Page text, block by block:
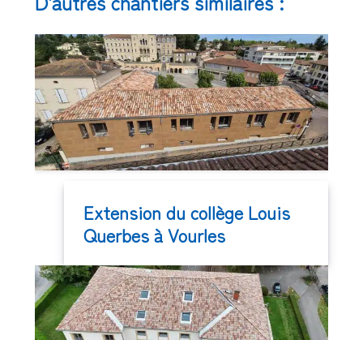
Extension du collège Louis
Querbes à Vourles